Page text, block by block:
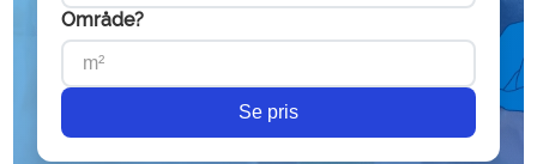
Område?
Se pris